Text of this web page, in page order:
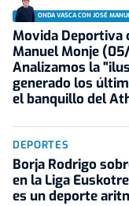
ONDA VASCA CON JOSÉ
Movida Deportiva
Manuel Monje
Analizamos la
generado los
el banquillo del
DEPORTES
Borja Rodrigo
en la Liga
es un deporte